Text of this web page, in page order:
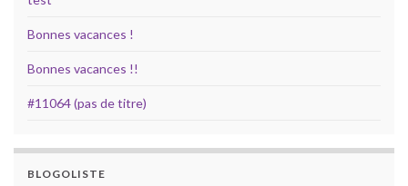
Bonnes vacances !
Bonnes vacances !!
#11064 (pas de titre)
BLOGOLISTE